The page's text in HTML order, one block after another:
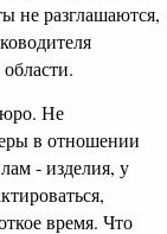
не разглашаются,
Не
в отношении
- изделия, у
время. Что